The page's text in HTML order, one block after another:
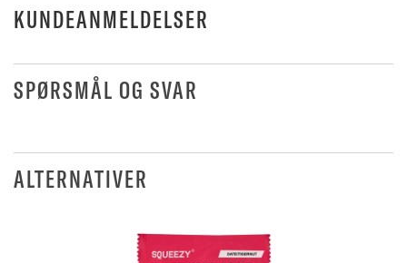
KUNDEANMELDELSER
SPØRSMÅL OG SVAR
ALTERNATIVER